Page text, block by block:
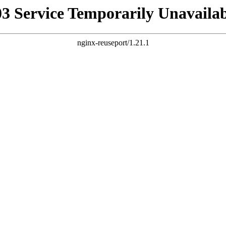
Service Temporarily
nginx-reuseport/1.21.1